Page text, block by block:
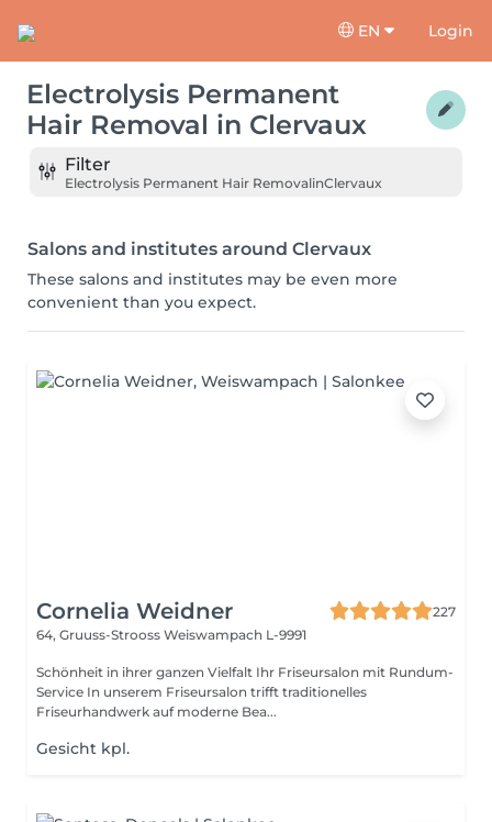
EN Login
Electrolysis Permanent
Hair Removal in Clervaux
Filter
Electrolysis Permanent Hair RemovalinClervaux
Salons and institutes around Clervaux
These salons and institutes may be even more
convenient than you expect.
Cornelia Weidner
227
64, Gruuss-Strooss Weiswampach L-9991
Schönheit in ihrer ganzen Vielfalt Ihr Friseursalon mit Rundum-
Service In unserem Friseursalon trifft traditionelles
Friseurhandwerk auf moderne Bea...
Gesicht kpl.